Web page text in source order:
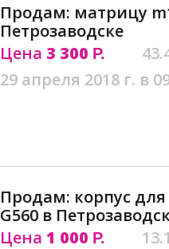
Продам: матрицу
Петрозаводске
Цена 3 300 Р.
29 апреля 2018 г. в
Продам: корпус для
G560 в
Цена 1 000 Р.